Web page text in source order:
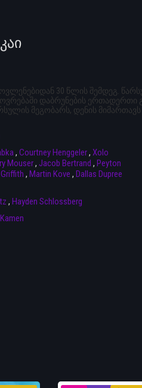
30 წლის შემდეგ.
დაბრუნების ერთადერთი
მეგობარს, დენის მიმართავს
, Courtney Henggeler, Xolo
Mouser, Jacob Bertrand , Peyton
, Martin Kove , Dallas Dupree
, Hayden Schlossberg